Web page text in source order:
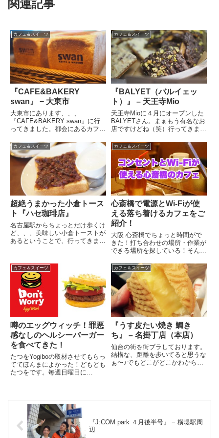
関連記事
カフェ＆スイーツ
『CAFE&BAKERY
swan』 − 大東市
大東市にあります、、、
『CAFE&BAKERY swan』に行
ってきました。都会にあるカフェ
光が入ってきてていい雰囲気です
♪テラスもありますよ♪これから
の季節にはいいですよね！取り合
いになりそう。店内に入ると、...
カフェ＆スイーツ
『BALYET（バルイェッ
ト）』 – 天王寺Mio
天王寺Mioに４月にオープンした
BALYETさん。まぁもう有名なお
店ですけどね（笑）行ってきまし
札に近い場所です。でも雰囲気が
違うお店なのですぐわかるかと思
われます。このTOFFEEってなん
やねんって話ですが...
カフェ＆スイーツ
超絶うまかった小倉トース
ト『ハセ珈琲店』
名古屋駅からちょっとだけ歩くけ
ど、、、美味しい小倉トーストが
あるということで、行ってきまし
す。場所的にはわかりやすいと思
います。お店の中はなんだか懐か
しい感じです。でも決して古くな
い...
カフェ＆スイーツ
心斎橋で電源とWi-Fiが使
える落ち着けるカフェをご
紹介！
大阪 心斎橋でちょっと時間がで
きた！打ち合わせの場所・作業が
できる場所を探している！そんな
高！ノマド環境の整ったカフェを
ご紹介します。環境が整ってて
も、ガチャガチャしてるとちょっ
と嫌なんです。ほどよく、空い...
カフェ＆スイーツ
噂のエッグウィッチ！罪悪
感なしのヘルシーバーガー
を食べてきた！
たつをYogiboの取材させてもらっ
ててほんまによかった！どもども
たつをです。毎週日曜日に
を食べまくる、、、そんな放送に
なってきています。それで...
カフェ＆スイーツ
『うす皮たい焼き 鯛き
ち』 – 名掛丁店（本店）
仙台の街を街ブラしております。
結構な、距離を歩いてると思うな
ぁ〜♪でもどこがどこかわからん
い！なんだよなんだよ、、、なん
『J:COM park ４月後半号』 − 横堤駅周
辺